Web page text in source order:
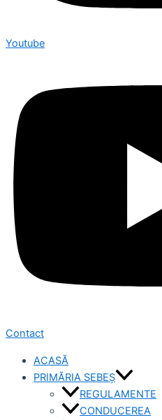
Youtube
Contact
ACASĂ
PRIMĂRIA SEBEȘ
REGULAMENTE
CONDUCEREA